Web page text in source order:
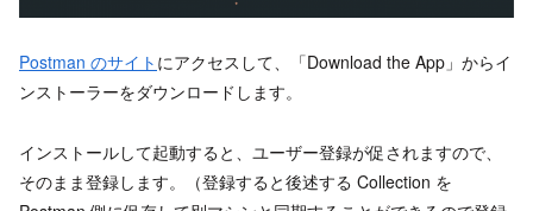
Postman のサイト にアクセスして、「Download the App」からイ
ンストーラーをダウンロードします。
インストールして起動すると、ユーザー登録が促されますので、
そのまま登録します。（登録すると後述する Collection を